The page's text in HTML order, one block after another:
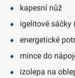
kapesní nůž
igelitové sáčky
energetické
mince do
izolepa na